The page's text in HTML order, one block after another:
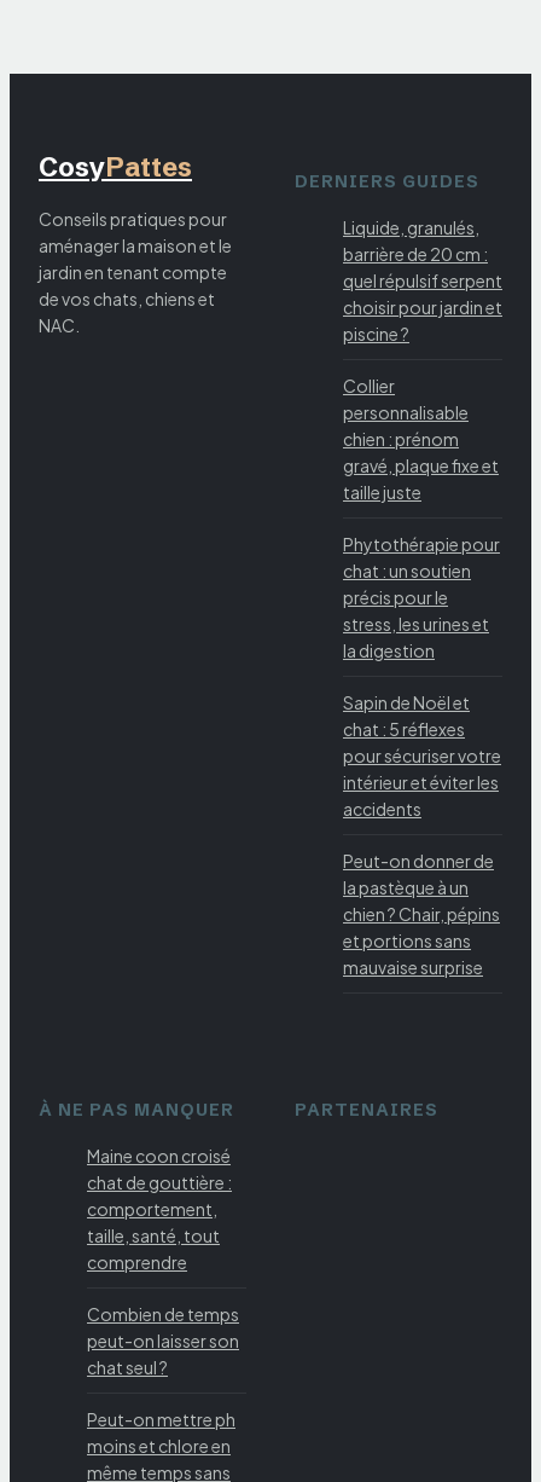
CosyPattes
Conseils pratiques pour
aménager la maison et le
jardin en tenant compte
de vos chats, chiens et
NAC.
DERNIERS GUIDES
Liquide, granulés,
barrière de 20 cm :
quel répulsif serpent
choisir pour jardin et
piscine ?
Collier
personnalisable
chien : prénom
gravé, plaque fixe et
taille juste
Phytothérapie pour
chat : un soutien
précis pour le
stress, les urines et
la digestion
Sapin de Noël et
chat : 5 réflexes
pour sécuriser votre
intérieur et éviter les
accidents
Peut-on donner de
la pastèque à un
chien ? Chair, pépins
et portions sans
mauvaise surprise
À NE PAS MANQUER
Maine coon croisé
chat de gouttière :
comportement,
taille, santé, tout
comprendre
Combien de temps
peut-on laisser son
chat seul ?
Peut-on mettre ph
moins et chlore en
même temps sans
PARTENAIRES